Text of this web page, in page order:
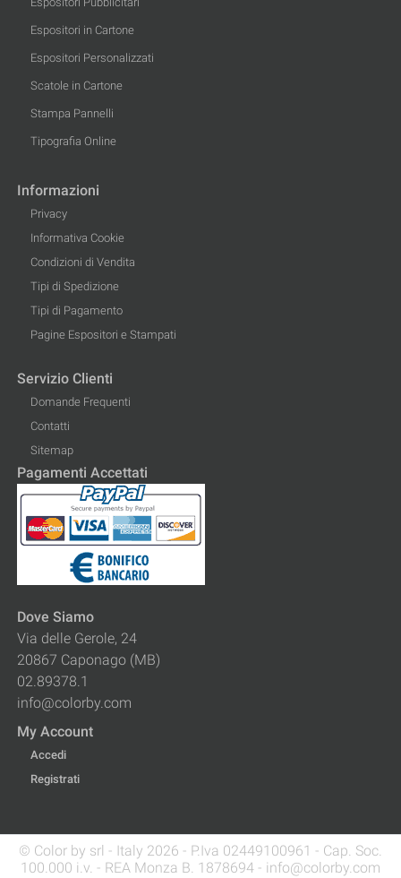
Espositori in Cartone
Espositori Personalizzati
Scatole in Cartone
Stampa Pannelli
Tipografia Online
Informazioni
Privacy
Informativa Cookie
Condizioni di Vendita
Tipi di Spedizione
Tipi di Pagamento
Pagine Espositori e Stampati
Servizio Clienti
Domande Frequenti
Contatti
Sitemap
Pagamenti Accettati
Dove Siamo
Via delle Gerole, 24
20867 Caponago (MB)
02.89378.1
info@colorby.com
My Account
Accedi
Registrati
© Color by srl - Italy 2026 - P.Iva 02449100961 - Cap. Soc.
100.000 i.v. - REA Monza B. 1878694 - info@colorby.com